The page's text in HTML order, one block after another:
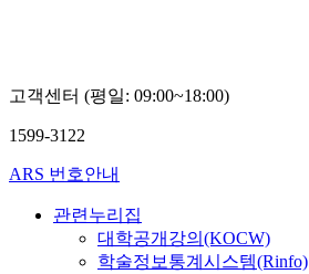
고객센터 (평일: 09:00~18:00)
1599-3122
ARS 번호안내
관련누리집
대학공개강의(KOCW)
학술정보통계시스템(Rinfo)